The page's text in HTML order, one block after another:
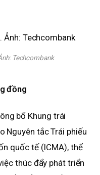
Techcombank
đồng
bố Khung trái
Nguyên tắc Trái phiếu
quốc tế (ICMA), thể
thúc đẩy phát triển